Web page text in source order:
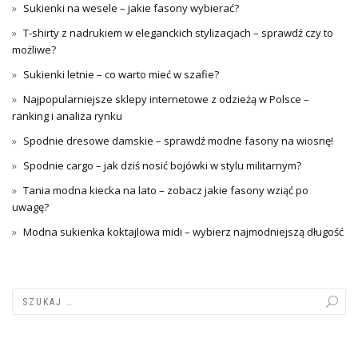
Sukienki na wesele – jakie fasony wybierać?
T-shirty z nadrukiem w eleganckich stylizacjach – sprawdź czy to
możliwe?
Sukienki letnie – co warto mieć w szafie?
Najpopularniejsze sklepy internetowe z odzieżą w Polsce –
ranking i analiza rynku
Spodnie dresowe damskie – sprawdź modne fasony na wiosnę!
Spodnie cargo – jak dziś nosić bojówki w stylu militarnym?
Tania modna kiecka na lato – zobacz jakie fasony wziąć po
uwagę?
Modna sukienka koktajlowa midi – wybierz najmodniejszą długość